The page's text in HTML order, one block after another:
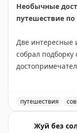
Необычные
путешествие
Две интересные
собрал
огромной синей
и парка Big Bone
путешествия
Жуй без